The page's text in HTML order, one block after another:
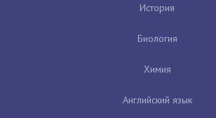
История
Биология
Химия
Английский язык